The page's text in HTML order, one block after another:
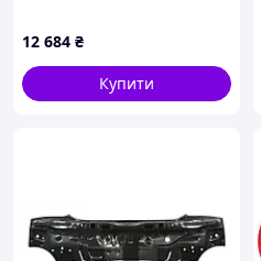
12 684 ₴
Купити